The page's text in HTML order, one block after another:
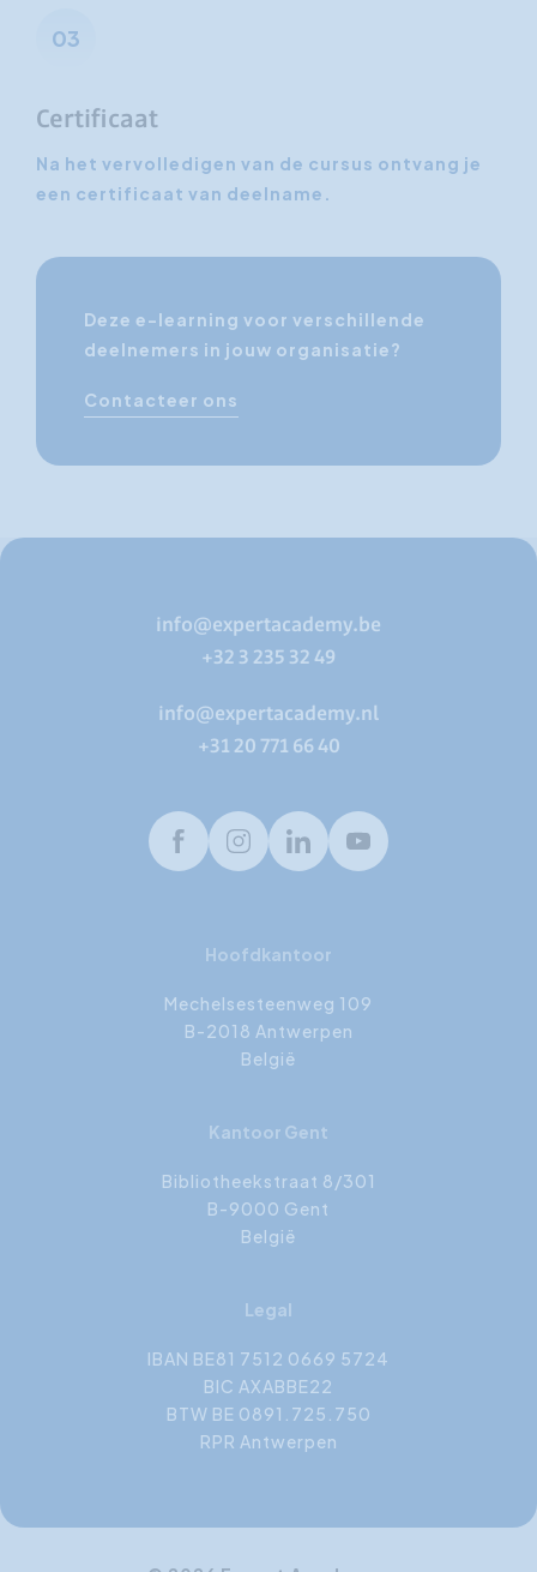
03
Certificaat
Na het vervolledigen van de cursus ontvang je
een certificaat van deelname.
Deze e-learning voor verschillende
deelnemers in jouw organisatie?
Contacteer ons
info@expertacademy.be
+32 3 235 32 49
info@expertacademy.nl
+31 20 771 66 40
FacebookInstagramLinkedInYoutube
Hoofdkantoor
Mechelsesteenweg 109
B-2018 Antwerpen
België
Kantoor Gent
Bibliotheekstraat 8/301
B-9000 Gent
België
Legal
IBAN BE81 7512 0669 5724
BIC AXABBE22
BTW BE 0891.725.750
RPR Antwerpen